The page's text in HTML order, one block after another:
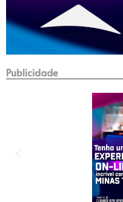
Publicidade